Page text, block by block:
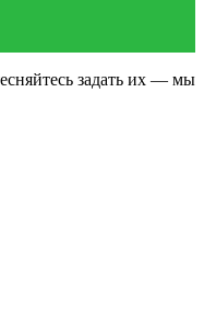
задать их — мы